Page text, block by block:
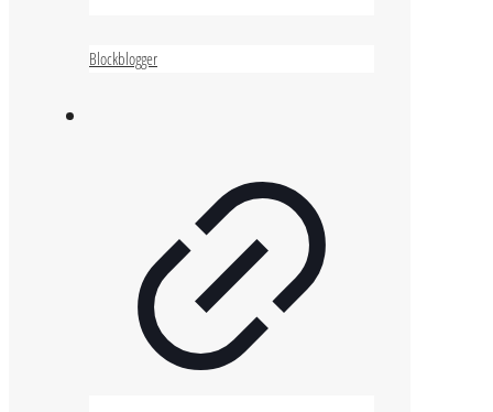
Blockblogger